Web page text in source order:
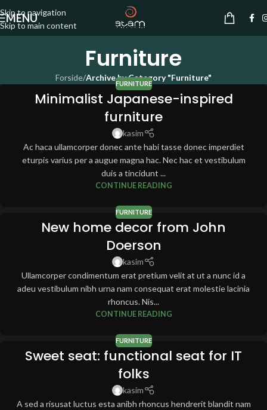
Skip to navigation
Skip to main content
MENU
Furniture
Forside/Archive by Category "Furniture"
FURNITURE
Minimalist Japanese-inspired
furniture
kasim
Ac haca ullamcorper donec ante habi tasse donec imperdiet
eturpis varius per a augue magna hac. Nec hac et vestibulum
duis a tincidunt ...
CONTINUE READING
FURNITURE
New home decor from John
Doerson
kasim
Ullamcorper condimentum erat pretium velit at ut a nunc id a
adeu vestibulum nibh urna nam consequat erat molestie lacinia
rhoncus. Nis...
CONTINUE READING
FURNITURE
Sweet seat: functional seat for IT
folks
kasim
A sed a risusat luctus esta anibh rhoncus hendrerit blandit nam